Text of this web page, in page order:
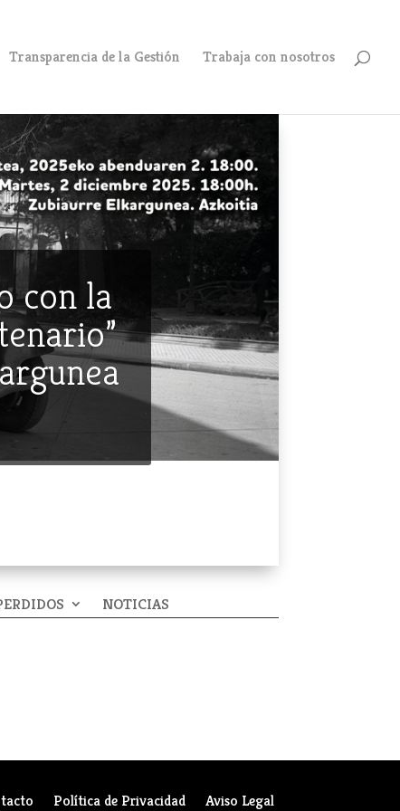
Transparencia de la Gestión Trabaja con nosotros
con la
NOTICIAS
Política de Privacidad Aviso Legal